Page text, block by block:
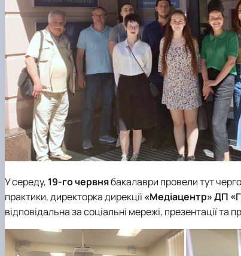
У середу, 19-го червнябакалаври провели тут
практики, директорка дирекції«Медіацентр» ДП
відповідальна за соціальні мережі, презентації та